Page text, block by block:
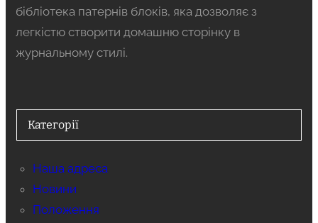
бібліотека патернів блоків, яка дозволяє з
легкістю створити домашню сторінку в
журнальному стилі.
Категорії
Наша адреса
Новини
Положення